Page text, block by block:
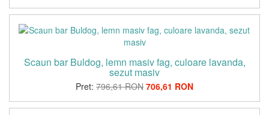
Scaun bar Buldog, lemn masiv fag, culoare lavanda,
sezut masiv
Pret: 796,61 RON 706,61 RON